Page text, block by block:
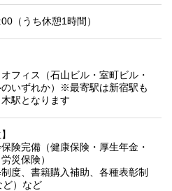
（うち休憩1時間）
フィス（石山ビル・室町ビル・
いずれか）※最寄駅は新宿駅も
駅となります
保険完備（健康保険・厚生年金・
災保険）
制度、書籍購入補助、各種表彰制
ど）など